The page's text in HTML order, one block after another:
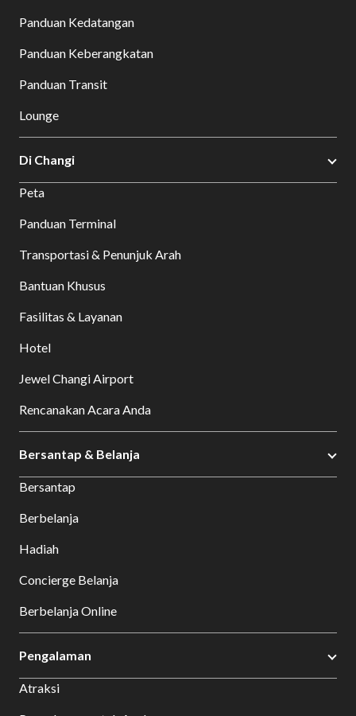
Panduan Kedatangan
Panduan Keberangkatan
Panduan Transit
Lounge
Di Changi
Peta
Panduan Terminal
Transportasi & Penunjuk Arah
Bantuan Khusus
Fasilitas & Layanan
Hotel
Jewel Changi Airport
Rencanakan Acara Anda
Bersantap & Belanja
Bersantap
Berbelanja
Hadiah
Concierge Belanja
Berbelanja Online
Pengalaman
Atraksi